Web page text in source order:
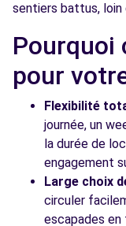
Voir l'agence
Free2move
51 RUE ROGER
VENISSIEUX,
Voir l'agence
sentiers battus,
Pourquoi
pour
Flexibilité
journée, un
la durée de
engagement
Large choix
circuler
escapades